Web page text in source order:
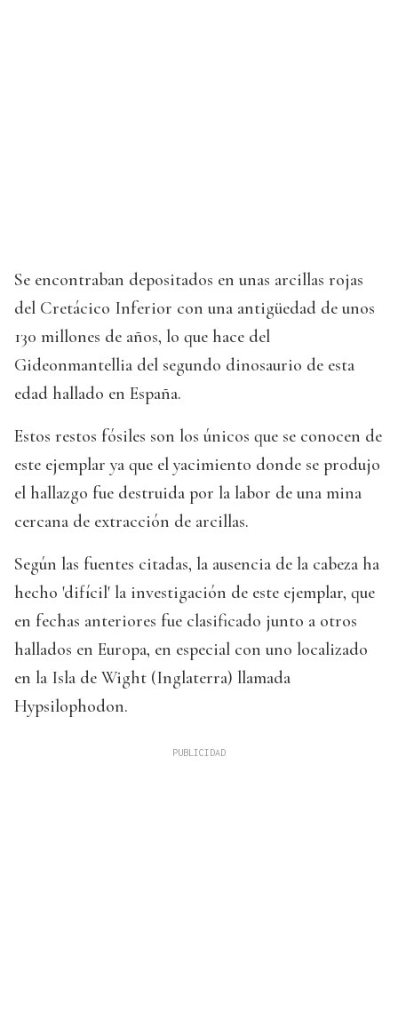
Se encontraban depositados en unas arcillas rojas
del Cretácico Inferior con una antigüedad de unos
130 millones de años, lo que hace del
Gideonmantellia del segundo dinosaurio de esta
edad hallado en España.
Estos restos fósiles son los únicos que se conocen de
este ejemplar ya que el yacimiento donde se produjo
el hallazgo fue destruida por la labor de una mina
cercana de extracción de arcillas.
Según las fuentes citadas, la ausencia de la cabeza ha
hecho 'difícil' la investigación de este ejemplar, que
en fechas anteriores fue clasificado junto a otros
hallados en Europa, en especial con uno localizado
en la Isla de Wight (Inglaterra) llamada
Hypsilophodon.